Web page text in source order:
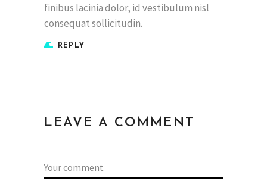
finibus lacinia dolor, id vestibulum nisl
consequat sollicitudin.
REPLY
LEAVE A COMMENT